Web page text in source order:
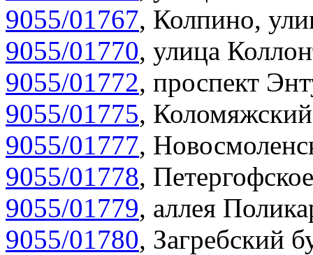
9055/01767, Колпино,
9055/01770, улица
9055/01772, проспект
9055/01775,
9055/01777,
9055/01778,
9055/01779, аллея
9055/01780, Загребский